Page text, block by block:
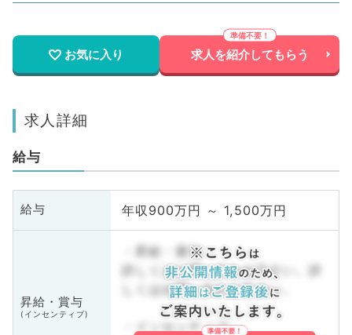
お気に入り 求人を紹介してもらう
求人詳細
給与
給与 年収900万円 ～ 1,500万円
昇給・賞与
(インセンティブ)
・昇給・賞与
詳しくはお問い合わせ下さい。詳
しくはお問い合わせ下さい。
・インセンティブ